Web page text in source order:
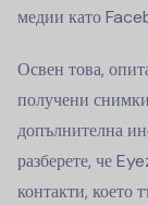
медии като
Освен това,
получени
допълнителна
разберете, че
контакти, което